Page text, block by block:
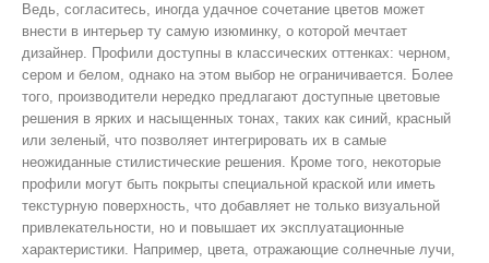
Ведь, согласитесь, иногда удачное сочетание цветов может
внести в интерьер ту самую изюминку, о которой мечтает
дизайнер. Профили доступны в классических оттенках: черном,
сером и белом, однако на этом выбор не ограничивается. Более
того, производители нередко предлагают доступные цветовые
решения в ярких и насыщенных тонах, таких как синий, красный
или зеленый, что позволяет интегрировать их в самые
неожиданные стилистические решения. Кроме того, некоторые
профили могут быть покрыты специальной краской или иметь
текстурную поверхность, что добавляет не только визуальной
привлекательности, но и повышает их эксплуатационные
характеристики. Например, цвета, отражающие солнечные лучи,